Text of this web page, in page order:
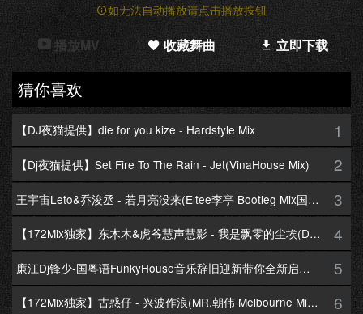
如无法自动播放请点击播放按钮
播放MV 收藏舞曲 立即下载
猜你喜欢
【DJ夜猫提供】die for you kize - Hardstyle Mix 1
【Dj夜猫提供】Set Fire To The Rain - Jet(VinaHouse Mix) 2
王宇宙Leto&乔浚丞 - 若月亮没来(Eltee李亭 Bootleg Mix国语合唱) 3
【172Mix独家】东木木&虎爷慧声慧影 - 我是飘零的尘埃(Dj十三 Melbourne Mix国语男) 4
廉江Dj锋少-国粤语FunkyHouse音乐辞旧迎新带你全新启航跨年专辑172Mix串烧 5
【172Mix独家】古惑仔 - 兴波作浪(MR.朝伟 Melbourne Mix粤语男) 6